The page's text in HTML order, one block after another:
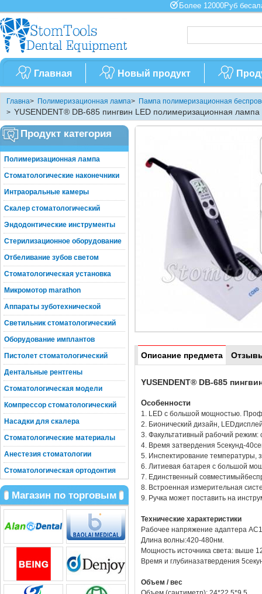
Более 12000Руб
Главная Новый продукт
Главна> Полимеризационная лампа> Пампа полимеризационная
> YUSENDENT® DB-685 пингвин LED полимеризационная лампа
Описание предмета
YUSENDENT® DB-685
Особенности
1. LED с большой мощностью.
2. Бионический дизайн,
3. Факультативный рабочий
4. Время затвердения 5секунд-
5. Инспектирование температуры,
6. Литиевая батарея с большой
7. Единственный
8. Встроенная измерительная
9. Ручка может поставить на
Технические характеристики
Рабочее напряжение адаптера
Длина волны:420-480нм.
Мощность источника света: выше
Время и глубиназатвердения
Объем / вес
Продукт категория
Полимеризационная лампа
Стоматологические наконечники
Интраоральные камеры
Скалер стоматологический
Эндодонтические инструменты
Стерилизационное оборудование
Отбеливание зубов светом
Стоматологическая установка
Микромотор marathon
Аппараты зуботехнической
Светильник стоматологический
Оборудование имплантов
Пистолет стоматологический
Дентальные рентгены
Стоматологическая модели
Компрессор стоматологический
Насадки для скалера
Стоматологические материалы
Анестезия стоматологии
Стоматологическая ортодонтия
Магазин по торговым